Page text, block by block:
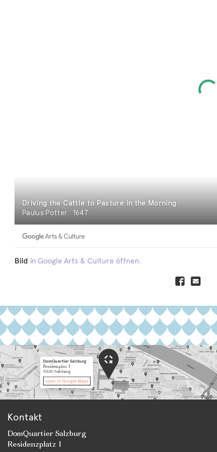
Bild in Google Arts & Culture öffnen.
Kontakt
DomQuartier Salzburg
Residenzplatz 1